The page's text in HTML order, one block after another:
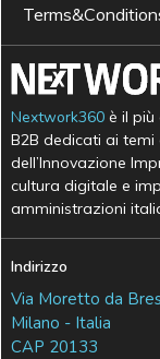
Nextwork360 è il
B2B dedicati ai
dell’Innovazione
cultura digitale e
amministrazioni
Indirizzo
Via Moretto da
Milano - Italia
CAP 20133